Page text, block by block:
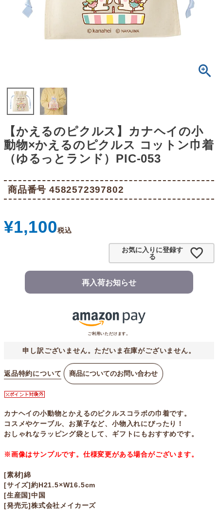
【かえるのピクルス】カナヘイの小
動物×かえるのピクルス コットン巾着
（ゆるっとランド）PIC-053
商品番号 4582572397802
¥1,100税込
お気に入りに登録す
る
再入荷お知らせ
ご利用いただけます。
申し訳ございません。ただいま在庫がございません。
返品特約について 商品についてのお問い合わせ
カナヘイの小動物とかえるのピクルスコラボの巾着です。
コスメやケーブル、お菓子など、小物入れにぴったり！
おしゃれなラッピング袋として、ギフトにもおすすめです。
※画像はサンプルです。仕様変更がある場合がございます。
[素材]綿
[サイズ]約H21.5×W16.5cm
[生産国]中国
[発売元]株式会社メイカーズ